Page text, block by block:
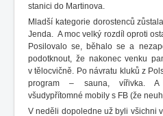
stanici do Martinova.
Mladší kategorie dorostenců
Jenda. A moc velký rozdíl oproti
Posilovalo se, běhalo se a
podotknout, že nakonec venku
v tělocvičně. Po návratu kluků z
program – sauna, vířivka. A
všudypřítomné mobily s FB (že
V neděli dopoledne už byli všichni